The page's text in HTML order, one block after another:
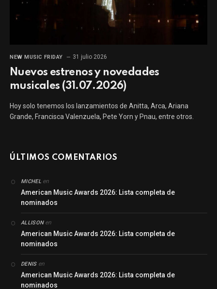
NEW MUSIC FRIDAY 31 julio 2026
Nuevos estrenos y novedades
musicales (31.07.2026)
Hoy solo tenemos los lanzamientos de Anitta, Arca, Ariana
Grande, Francisca Valenzuela, Pete Yorn y Pnau, entre otros.
ÚLTIMOS COMENTARIOS
MICHEL en
American Music Awards 2026: Lista completa de
nominados
ALLISONen
American Music Awards 2026: Lista completa de
nominados
DENISen
American Music Awards 2026: Lista completa de
nominados